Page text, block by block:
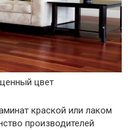
цвет
краской или лаком
производителей